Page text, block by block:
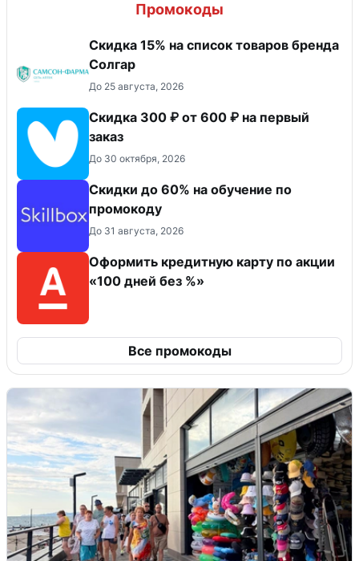
Промокоды
Скидка 15% на список товаров бренда
Солгар
До 25 августа, 2026
Скидка 300 ₽ от 600 ₽ на первый
заказ
До 30 октября, 2026
Скидки до 60% на обучение по
промокоду
До 31 августа, 2026
Оформить кредитную карту по акции
«100 дней без %»
Все промокоды